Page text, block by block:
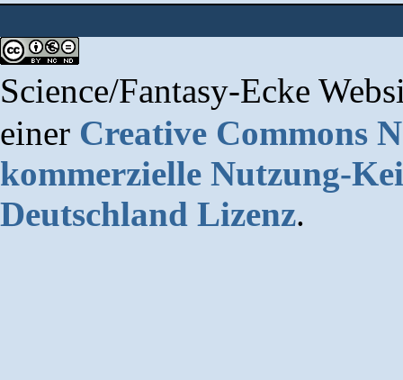
Science/Fantasy-Ecke
einer Creative Commons
kommerzielle Nutzung-
Deutschland Lizenz.